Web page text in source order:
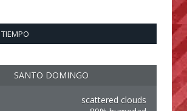
SANTO DOMINGO
scattered clouds